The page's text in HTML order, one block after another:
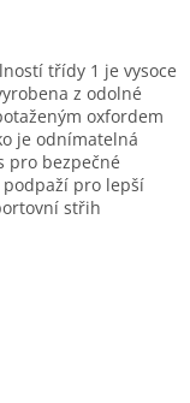
třídy 1 je vysoce
z odolné
oxfordem
je odnímatelná
pro bezpečné
podpaží pro lepší
střih